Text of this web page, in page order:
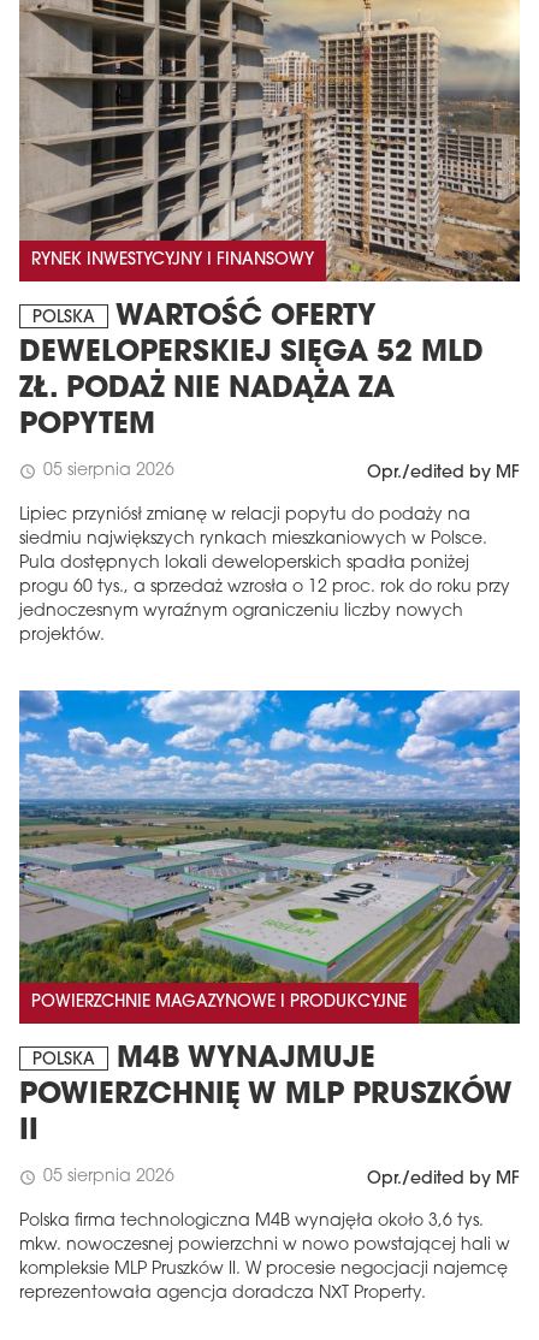
RYNEK INWESTYCYJNY I FINANSOWY
POLSKA
WARTOŚĆ OFERTY
DEWELOPERSKIEJ SIĘGA 52 MLD
ZŁ. PODAŻ NIE NADĄŻA ZA
POPYTEM
schedule 05 sierpnia 2026 Opr./edited by MF
Lipiec przyniósł zmianę w relacji popytu do podaży na
siedmiu największych rynkach mieszkaniowych w Polsce.
Pula dostępnych lokali deweloperskich spadła poniżej
progu 60 tys., a sprzedaż wzrosła o 12 proc. rok do roku przy
jednoczesnym wyraźnym ograniczeniu liczby nowych
projektów.
POWIERZCHNIE MAGAZYNOWE I PRODUKCYJNE
POLSKA
M4B WYNAJMUJE
POWIERZCHNIĘ W MLP PRUSZKÓW
II
schedule 05 sierpnia 2026 Opr./edited by MF
Polska firma technologiczna M4B wynajęła około 3,6 tys.
mkw. nowoczesnej powierzchni w nowo powstającej hali w
kompleksie MLP Pruszków II. W procesie negocjacji najemcę
reprezentowała agencja doradcza NXT Property.
MAGAZYN
Wydanie 6 (308)
CZERWIEC 2026
Więcej w tym wydaniu
arrow_forward